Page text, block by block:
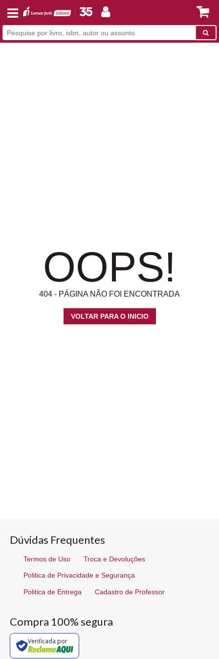
OOPS!
404 - PÁGINA NÃO FOI ENCONTRADA
VOLTAR PARA O INICIO
Dúvidas Frequentes
Termos de Uso Troca e Devoluções
Politica de Privacidade e Segurança
Politica de Entrega Cadastro de Professor
Compra 100% segura
Verificada por